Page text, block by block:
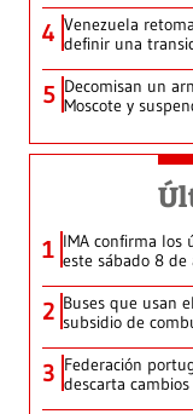
4 Venezuela
definir una
5 Decomisan un
Moscote y
1 IMA confirma los
este sábado 8 de
2 Buses que usan
subsidio de
3 Federación
descarta